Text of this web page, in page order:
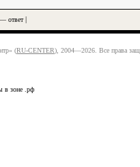
ответ|
(RU-CENTER), 2004—2026. Все права
в зоне .рф